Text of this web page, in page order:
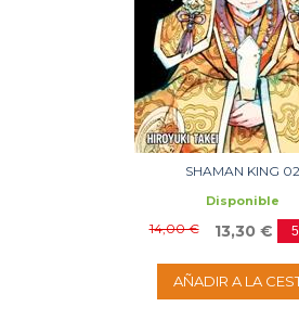
SHAMAN KING 02
Disponible
14,00 € 13,30 €
AÑADIR A LA